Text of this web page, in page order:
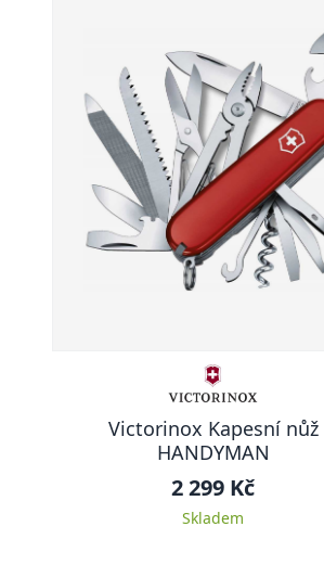
Victorinox Kapesní nůž
HANDYMAN
2 299 Kč
Skladem